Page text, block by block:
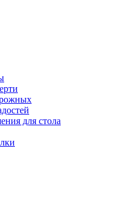
для стола